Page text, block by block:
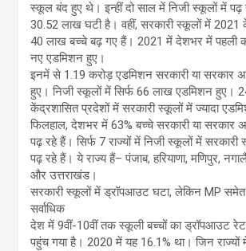
स्कूल बंद हुए थे। इन्हीं दो साल में निजी स्कूलों में पढ़
30.52 लाख घटी है। वहीं, सरकारी स्कूलों में
40 लाख बच्चे बढ़ गए हैं। 2021 में देशभर में पहली
नए एडमिशन हुए।
इनमें से 1.19 करोड़ एडमिशन सरकारी या सरकार
हुए। निजी स्कूलों में सिर्फ 66 लाख एडमिशन हुए।
केंद्रशासित प्रदेशों में सरकारी स्कूलों में ज्यादा
फिलहाल, देशभर में 63% बच्चे सरकारी या सरकार
पढ़ रहे हैं। सिर्फ 7 राज्यों में निजी स्कूलों में सरकारी
पढ़ रहे हैं। ये राज्य हैं– पंजाब, हरियाणा, मणिपुर,
और उत्तराखंड।
सरकारी स्कूलों में ड्रॉपआउट घटा, लेकिन MP समेत
सर्वाधिक
देश में 9वीं-10वीं तक स्कूली बच्चों का ड्रॉपआउट
पहुंच गया है। 2020 में यह 16.1% था। जिन राज्यों